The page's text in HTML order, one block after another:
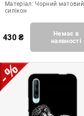
Матеріал: Чорний матовий
силікон
430₴
Немає в
наявності